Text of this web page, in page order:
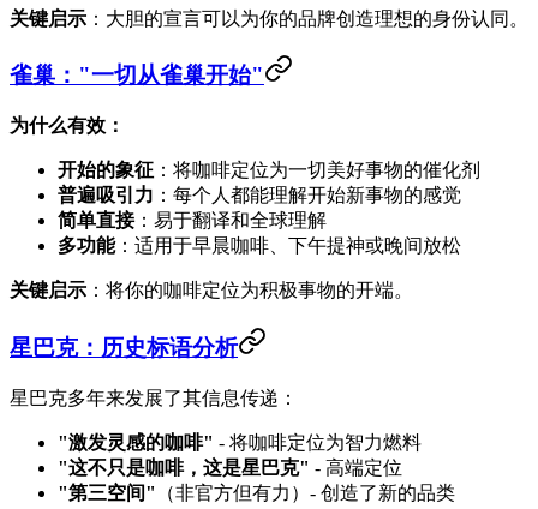
关键启示 ：大胆的宣言可以为你的品牌创造理想的身份认同。
雀巢："一切从雀巢开始"
为什么有效：
开始的象征 ：将咖啡定位为一切美好事物的催化剂
普遍吸引力 ：每个人都能理解开始新事物的感觉
简单直接：易于翻译和全球理解
多功能：适用于早晨咖啡、下午提神或晚间放松
关键启示 ：将你的咖啡定位为积极事物的开端。
星巴克：历史标语分析
星巴克多年来发展了其信息传递：
"激发灵感的咖啡" - 将咖啡定位为智力燃料
"这不只是咖啡，这是星巴克" - 高端定位
"第三空间"
（非官方但有力）- 创造了新的品类